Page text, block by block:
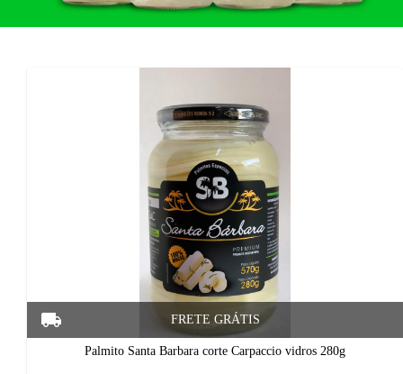
Palmito Santa Barbara corte Carpaccio vidros 280g